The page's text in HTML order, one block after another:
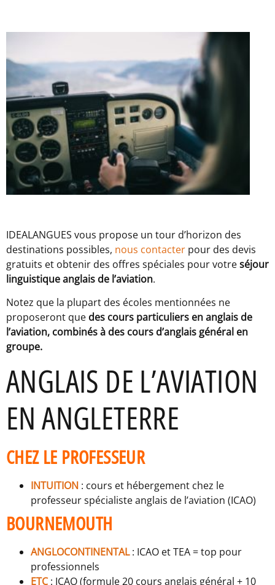
IDEALANGUES vous propose un tour d’horizon des
destinations possibles, nous contacter pour des devis
gratuits et obtenir des offres spéciales pour votreséjour
linguistique anglais de l’aviation.
Notez que la plupart des écoles mentionnées ne
proposeront que des cours particuliers en anglais de
l’aviation, combinés à des cours d’anglais général en
groupe.
ANGLAIS DE L’AVIATION
EN ANGLETERRE
CHEZ LE PROFESSEUR
INTUITION : cours et hébergement chez le
professeur spécialiste anglais de l’aviation (ICAO)
BOURNEMOUTH
ANGLOCONTINENTAL: ICAO et TEA = top pour
professionnels
ETC: ICAO (formule 20 cours anglais général + 10